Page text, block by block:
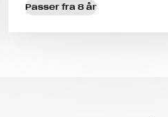
Passer fra 8 år